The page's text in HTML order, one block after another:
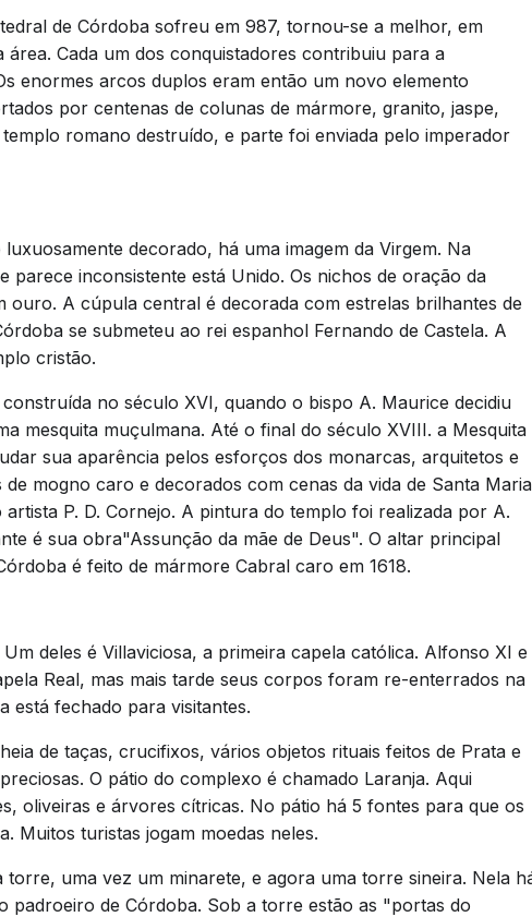
de Córdoba sofreu em 987, tornou-se a melhor, em
Cada um dos conquistadores contribuiu para a
enormes arcos duplos eram então um novo elemento
por centenas de colunas de mármore, granito, jaspe,
romano destruído, e parte foi enviada pelo imperador
decorado, há uma imagem da Virgem. Na
parece inconsistente está Unido. Os nichos de oração da
ouro. A cúpula central é decorada com estrelas brilhantes de
se submeteu ao rei espanhol Fernando de Castela. A
cristão.
no século XVI, quando o bispo A. Maurice decidiu
mesquita muçulmana. Até o final do século XVIII. a Mesquita
sua aparência pelos esforços dos monarcas, arquitetos e
mogno caro e decorados com cenas da vida de Santa Maria
P. D. Cornejo. A pintura do templo foi realizada por A.
é sua obra"Assunção da mãe de Deus". O altar principal
é feito de mármore Cabral caro em 1618.
deles é Villaviciosa, a primeira capela católica. Alfonso XI e
Real, mas mais tarde seus corpos foram re-enterrados na
está fechado para visitantes.
de taças, crucifixos, vários objetos rituais feitos de Prata e
O pátio do complexo é chamado Laranja. Aqui
oliveiras e árvores cítricas. No pátio há 5 fontes para que os
Muitos turistas jogam moedas neles.
uma vez um minarete, e agora uma torre sineira. Nela
padroeiro de Córdoba. Sob a torre estão as "portas do